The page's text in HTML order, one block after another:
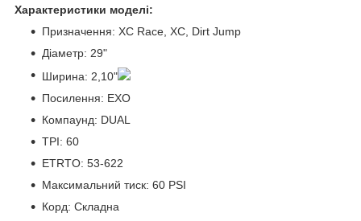
Характеристики моделі:
Призначення: XC Race, XC, Dirt Jump
Діаметр: 29"
Ширина: 2,10"
Посилення: EXO
Компаунд: DUAL
TPI: 60
ETRTO: 53-622
Максимальний тиск: 60 PSI
Корд: Складна